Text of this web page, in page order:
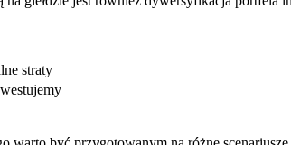
straty